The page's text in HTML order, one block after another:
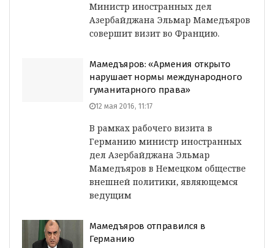
Министр иностранных дел
Азербайджана Эльмар Мамедъяров
совершит визит во Францию.
Мамедъяров: «Армения открыто
нарушает нормы международного
гуманитарного права»
12 мая 2016, 11:17
В рамках рабочего визита в
Германию министр иностранных
дел Азербайджана Эльмар
Мамедъяров в Немецком обществе
внешней политики, являющемся
ведущим
Мамедъяров отправился в
Германию